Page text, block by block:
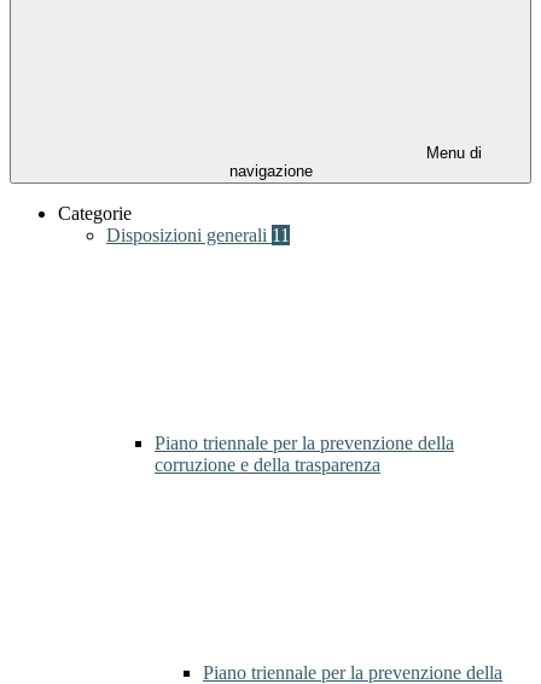
Menu di
navigazione
Categorie
Disposizioni generali 11
Piano triennale per la prevenzione della
corruzione e della trasparenza
Piano triennale per la prevenzione della